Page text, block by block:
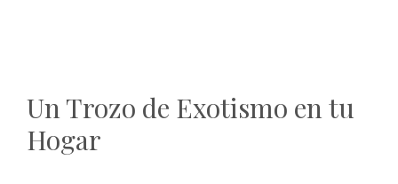
Un Trozo de Exotismo en tu
Hogar